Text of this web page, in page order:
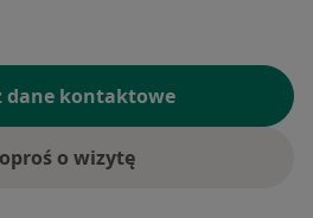
dane kontaktowe
o wizytę